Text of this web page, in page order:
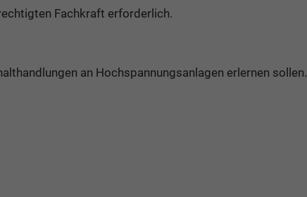
Fachkraft erforderlich.
an Hochspannungsanlagen erlernen sollen.